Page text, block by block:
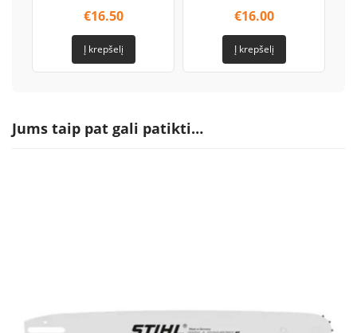
€16.50
Į krepšelį
€16.00
Į krepšelį
Jums taip pat gali patikti…